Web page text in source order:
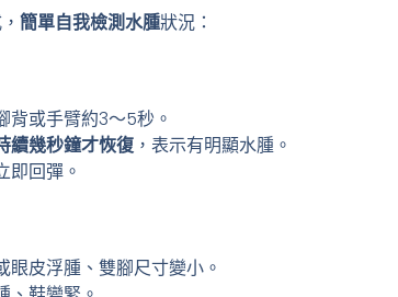
簡單自我檢測水腫狀況：
背或手臂約3～5秒。
續幾秒鐘才恢復 ，表示有明顯水腫。
即回彈。
眼皮浮腫、雙腳尺寸變小。